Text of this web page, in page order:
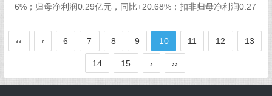
6%；归母净利润0.29亿元，同比+20.68%；扣非归母净利润0.27
母净利润0.16亿元，同比+20...
‹‹
‹ 6 7 8 9 10 11 12 13
14 15 › ››